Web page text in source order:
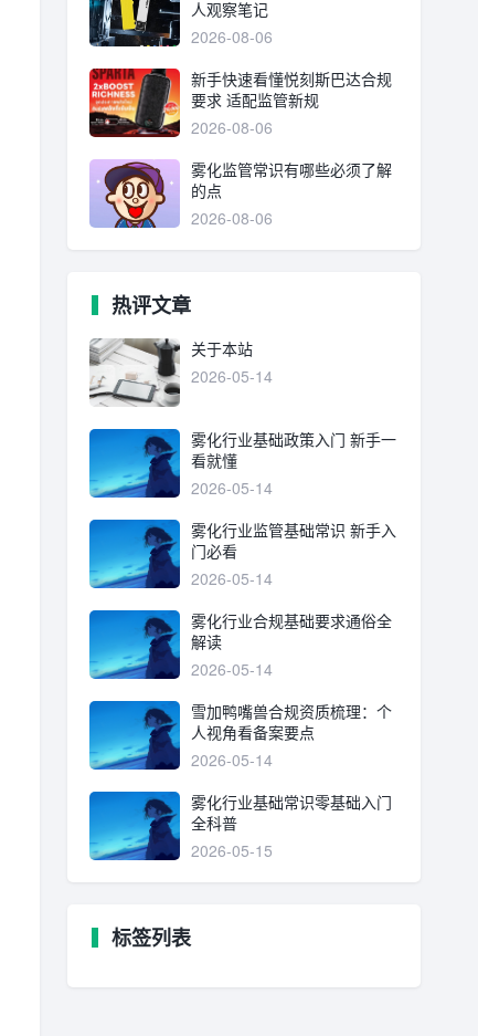
人观察笔记
2026-08-06
新手快速看懂悦刻斯巴达合规
要求 适配监管新规
2026-08-06
雾化监管常识有哪些必须了解
的点
2026-08-06
热评文章
关于本站
2026-05-14
雾化行业基础政策入门 新手一
看就懂
2026-05-14
雾化行业监管基础常识 新手入
门必看
2026-05-14
雾化行业合规基础要求通俗全
解读
2026-05-14
雪加鸭嘴兽合规资质梳理：个
人视角看备案要点
2026-05-14
雾化行业基础常识零基础入门
全科普
2026-05-15
标签列表